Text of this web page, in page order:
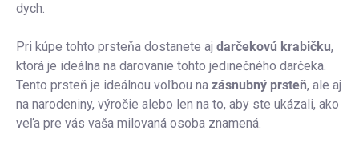
dych.
Pri kúpe tohto prsteňa dostanete aj darčekovú krabičku,
ktorá je ideálna na darovanie tohto jedinečného darčeka.
Tento prsteň je ideálnou voľbou na zásnubný prsteň, ale aj
na narodeniny, výročie alebo len na to, aby ste ukázali, ako
veľa pre vás vaša milovaná osoba znamená.